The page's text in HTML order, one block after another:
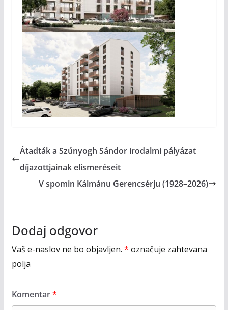
Átadták a Szúnyogh Sándor irodalmi pályázat
díjazottjainak elismeréseit
V spomin Kálmánu Gerencsérju (1928–2026)
Dodaj odgovor
Vaš e-naslov ne bo objavljen. * označuje zahtevana
polja
Komentar*